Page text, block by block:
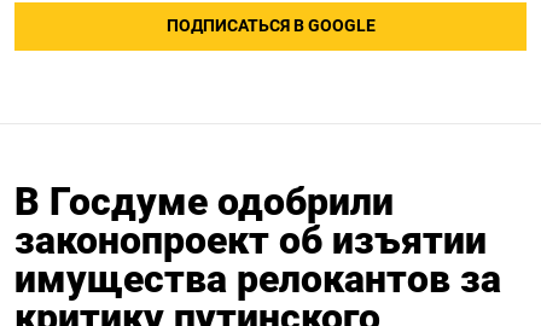
ПОДПИСАТЬСЯ В GOOGLE
В Госдуме одобрили
законопроект об изъятии
имущества релокантов за